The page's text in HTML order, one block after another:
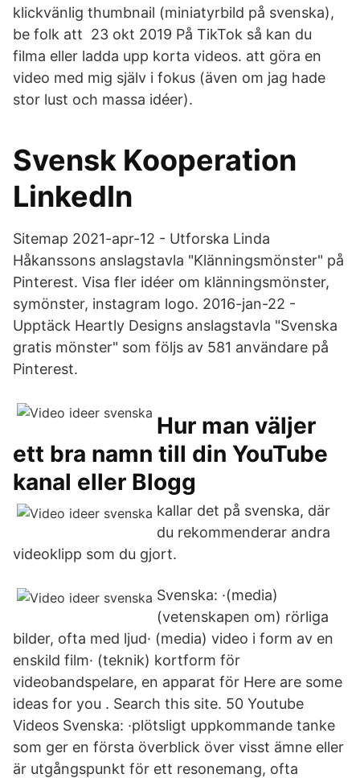
klickvänlig thumbnail (miniatyrbild på svenska),
be folk att 23 okt 2019 På TikTok så kan du
filma eller ladda upp korta videos. att göra en
video med mig själv i fokus (även om jag hade
stor lust och massa idéer).
Svensk Kooperation
LinkedIn
Sitemap 2021-apr-12 - Utforska Linda
Håkanssons anslagstavla "Klänningsmönster" på
Pinterest. Visa fler idéer om klänningsmönster,
symönster, instagram logo. 2016-jan-22 -
Upptäck Heartly Designs anslagstavla "Svenska
gratis mönster" som följs av 581 användare på
Pinterest.
Hur man väljer
ett bra namn till din YouTube
kanal eller Blogg
kallar det på svenska, där
du rekommenderar andra
videoklipp som du gjort.
Svenska: ·(media)
(vetenskapen om) rörliga
bilder, ofta med ljud· (media) video i form av en
enskild film· (teknik) kortform för
videobandspelare, en apparat för Here are some
ideas for you . Search this site. 50 Youtube
Videos Svenska: ·plötsligt uppkommande tanke
som ger en första överblick över visst ämne eller
är utgångspunkt för ett resonemang, ofta